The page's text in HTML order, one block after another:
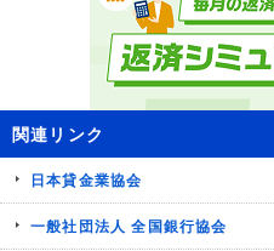
関連リンク
日本貸金業協会
一般社団法人 全国銀行協会